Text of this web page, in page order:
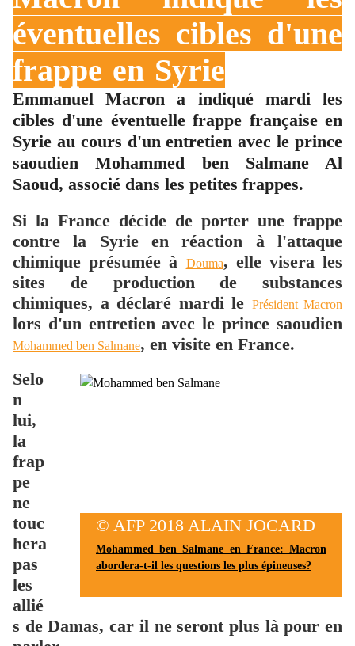
éventuelles cibles d'une
frappe en Syrie
Emmanuel Macron a indiqué mardi les
cibles d'une éventuelle frappe française en
Syrie au cours d'un entretien avec le prince
saoudien Mohammed ben Salmane Al
Saoud, associé dans les petites frappes.
Si la France décide de porter une frappe
contre la Syrie en réaction à l'attaque
chimique présumée à
Douma, elle visera les
sites de production de substances
chimiques, a déclaré mardi le Président Macron
lors d'un entretien avec le prince saoudien
Mohammed ben Salmane, en visite en France.
© AFP 2018 ALAIN JOCARD
Mohammed ben Salmane en France: Macron
abordera-t-il les questions les plus épineuses?
Selo
n
lui,
la
frap
pe
ne
touc
hera
pas
les
allié
s de Damas, car il ne seront plus là pour en